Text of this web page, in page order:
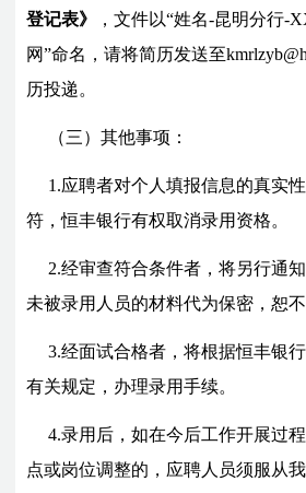
登记表》
，文件以“姓名-昆明分行-
网”命名，请将简历发送至
历投递。
（三）其他事项：
1.应聘者对个人填报信息的真实
符，恒丰银行有权取消录用资格。
2.经审查符合条件者，将另行通
未被录用人员的材料代为保密，恕不
3.经面试合格者，将根据恒丰银
有关规定，办理录用手续。
4.录用后，如在今后工作开展过
点或岗位调整的，应聘人员须服从我